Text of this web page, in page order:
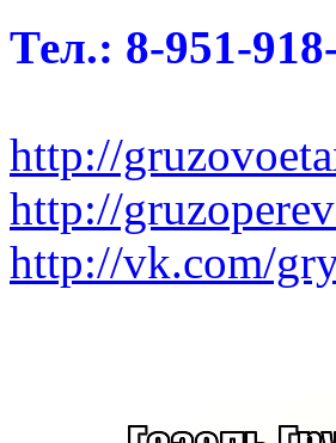
Тел.: 8-951-
http://
http://
http://vk.com/